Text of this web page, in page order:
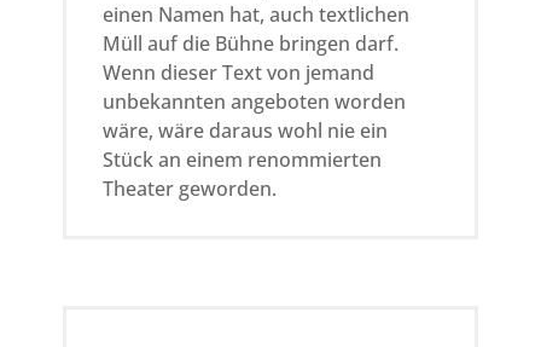
einen Namen hat, auch textlichen
Müll auf die Bühne bringen darf.
Wenn dieser Text von jemand
unbekannten angeboten worden
wäre, wäre daraus wohl nie ein
Stück an einem renommierten
Theater geworden.